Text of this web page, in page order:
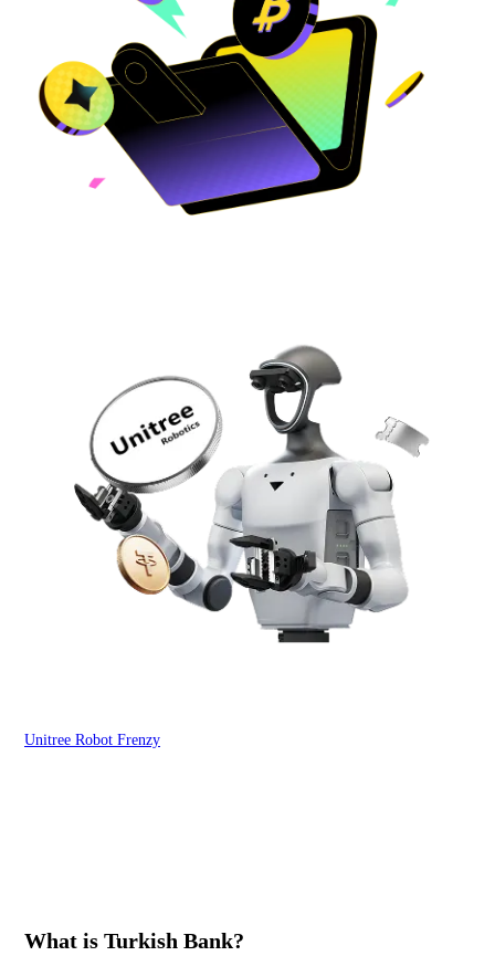
Unitree Robot Frenzy
What is Turkish Bank?